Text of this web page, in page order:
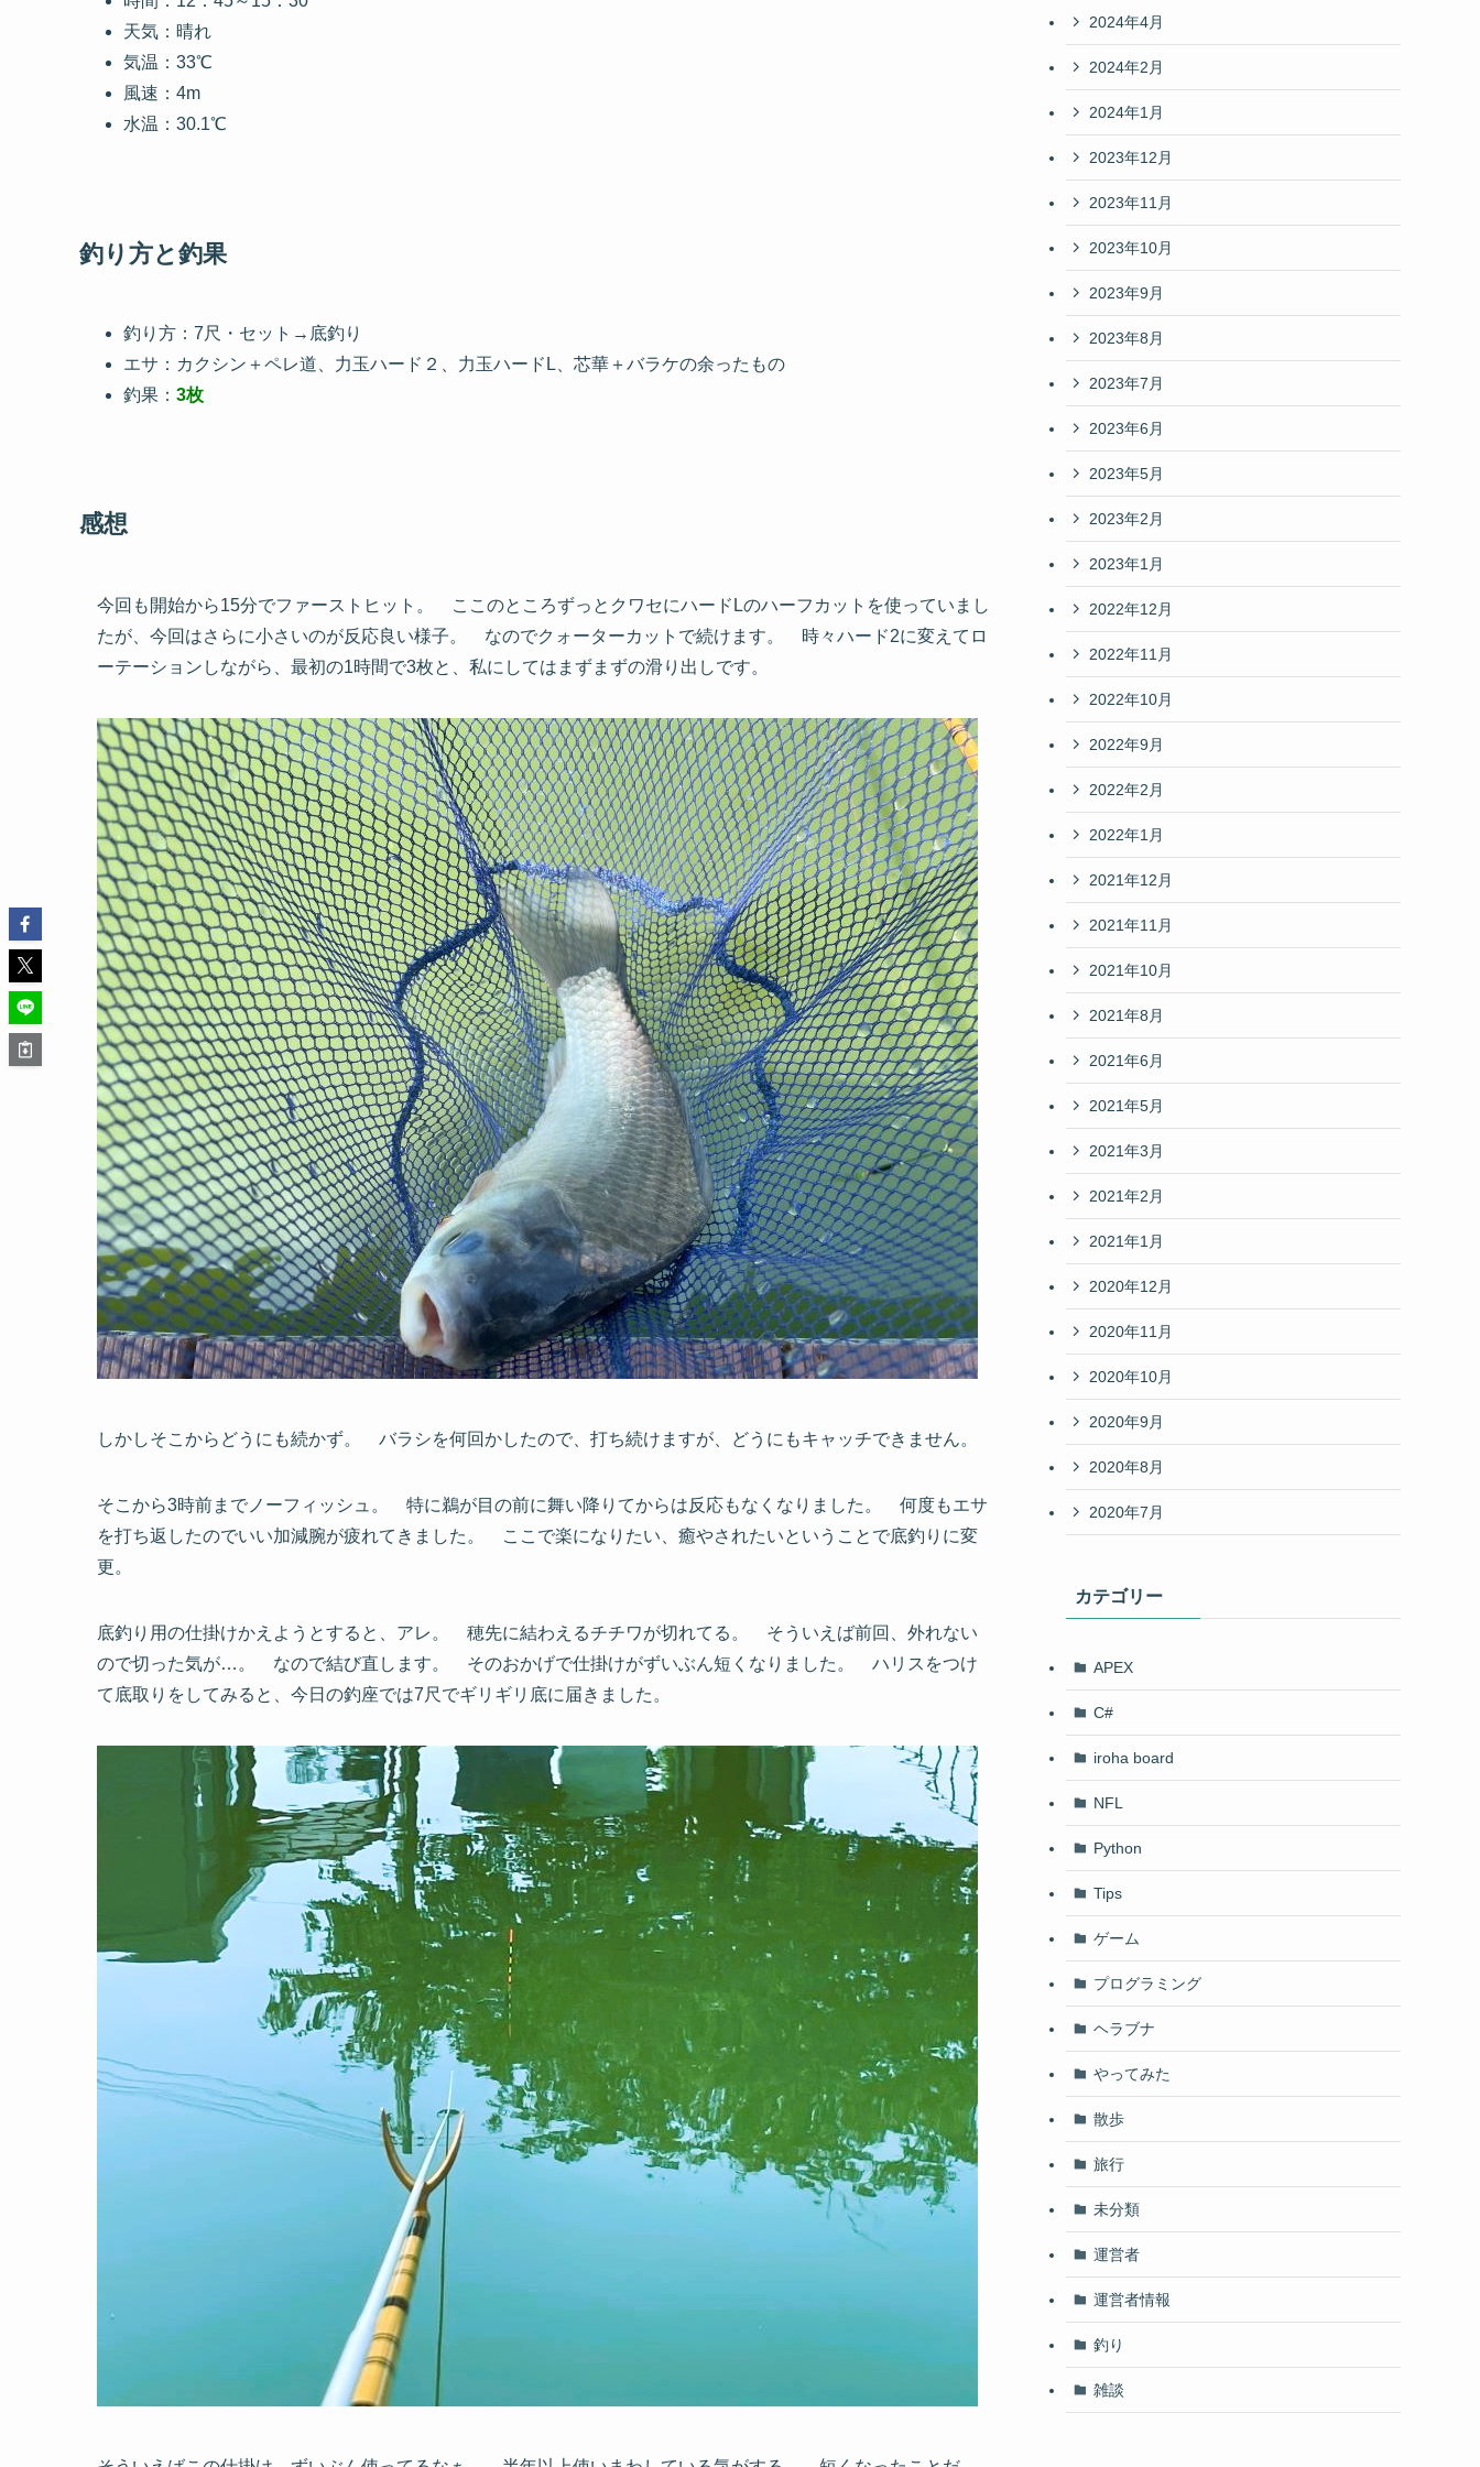
天気：晴れ
気温：33℃
風速：4m
水温：30.1℃
釣り方と釣果
釣り方：7尺・セット→底釣り
エサ：カクシン＋ペレ道、力玉ハード２、力玉ハードL、芯華＋バラケの余ったもの
釣果： 3枚
感想
今回も開始から15分でファーストヒット。 ここのところずっとクワセにハードLのハーフカットを使っていまし
たが、今回はさらに小さいのが反応良い様子。 なのでクォーターカットで続けます。 時々ハード2に変えてロ
ーテーションしながら、最初の1時間で3枚と、私にしてはまずまずの滑り出しです。
しかしそこからどうにも続かず。 バラシを何回かしたので、打ち続けますが、どうにもキャッチできません。
そこから3時前までノーフィッシュ。 特に鵜が目の前に舞い降りてからは反応もなくなりました。 何度もエサ
を打ち返したのでいい加減腕が疲れてきました。 ここで楽になりたい、癒やされたいということで底釣りに変
更。
底釣り用の仕掛けかえようとすると、アレ。 穂先に結わえるチチワが切れてる。 そういえば前回、外れない
ので切った気が…。 なので結び直します。 そのおかげで仕掛けがずいぶん短くなりました。 ハリスをつけ
て底取りをしてみると、今日の釣座では7尺でギリギリ底に届きました。
2024年4月
2024年2月
2024年1月
2023年12月
2023年11月
2023年10月
2023年9月
2023年8月
2023年7月
2023年6月
2023年5月
2023年2月
2023年1月
2022年12月
2022年11月
2022年10月
2022年9月
2022年2月
2022年1月
2021年12月
2021年11月
2021年10月
2021年8月
2021年6月
2021年5月
2021年3月
2021年2月
2021年1月
2020年12月
2020年11月
2020年10月
2020年9月
2020年8月
2020年7月
カテゴリー
APEX
C#
iroha board
NFL
Python
Tips
ゲーム
プログラミング
ヘラブナ
やってみた
散歩
旅行
未分類
運営者
運営者情報
釣り
雑談